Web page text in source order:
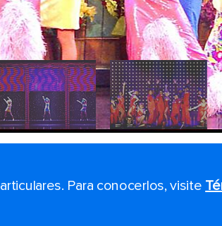
Para conocerlos, visite